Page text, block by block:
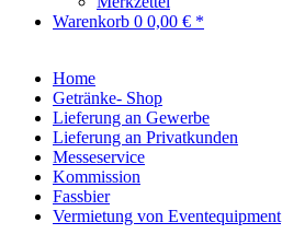
Warenkorb 0 0,00 € *
Home
Getränke- Shop
Lieferung an Gewerbe
Lieferung an Privatkunden
Messeservice
Kommission
Fassbier
Vermietung von Eventequipment